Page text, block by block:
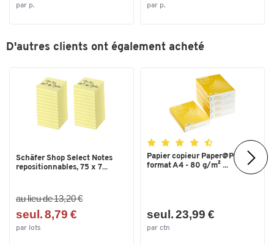
Coloris gris clair RAL 7035
par p. par p.
D'autres clients ont également acheté
Schäfer Shop Select Notes
repositionnables, 75 x 7...
au lieu de 13,20 €
seul. 8,79 €
par lots
Papier copieur Paper@Print -
format A4 - 80 g/m² ...
seul. 23,99 €
par ctn